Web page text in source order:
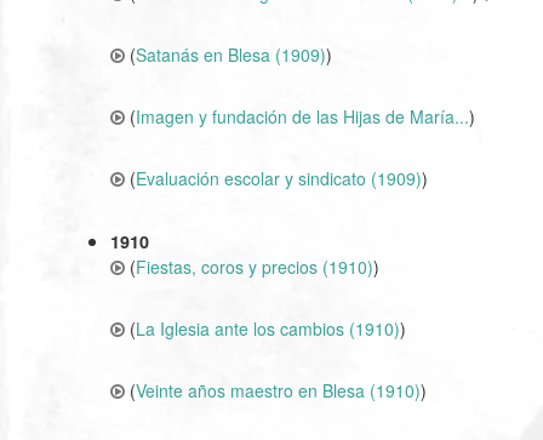
(Satanás en Blesa (1909))
(Imagen y fundación de las Hijas de María...)
(Evaluación escolar y sindicato (1909))
1910
(Fiestas, coros y precios (1910))
(La Iglesia ante los cambios (1910))
(Veinte años maestro en Blesa (1910))